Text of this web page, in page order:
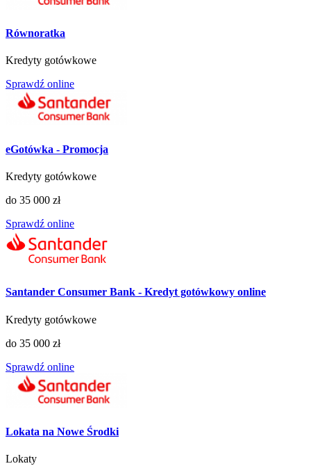
Równoratka
Kredyty gotówkowe
Sprawdź online
eGotówka - Promocja
Kredyty gotówkowe
do 35 000 zł
Sprawdź online
Santander Consumer Bank - Kredyt gotówkowy online
Kredyty gotówkowe
do 35 000 zł
Sprawdź online
Lokata na Nowe Środki
Lokaty